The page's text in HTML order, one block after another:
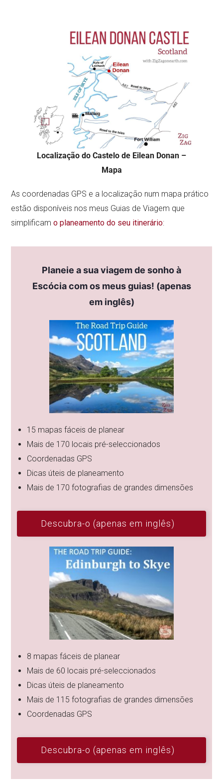
Localização do Castelo de Eilean Donan –
Mapa
As coordenadas GPS e a localização num mapa prático
estão disponíveis nos meus Guias de Viagem que
simplificamo planeamento do seu itinerário:
Planeie a sua viagem de sonho à
Escócia com os meus guias! (apenas
em inglês)
15 mapas fáceis de planear
Mais de 170 locais pré-seleccionados
Coordenadas GPS
Dicas úteis de planeamento
Mais de 170 fotografias de grandes dimensões
Descubra-o (apenas em inglês)
8 mapas fáceis de planear
Mais de 60 locais pré-seleccionados
Dicas úteis de planeamento
Mais de 115 fotografias de grandes dimensões
Coordenadas GPS
Descubra-o (apenas em inglês)